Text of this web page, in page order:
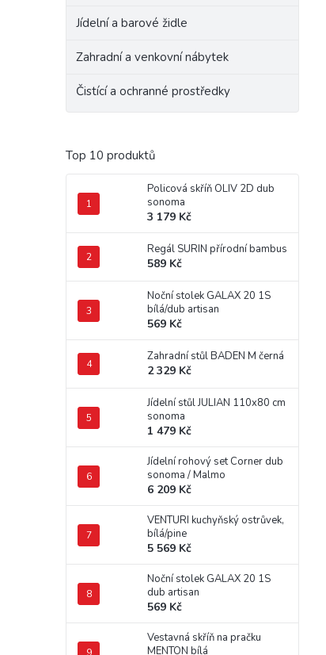
Jídelní a barové židle
Zahradní a venkovní nábytek
Čistící a ochranné prostředky
Top 10 produktů
Policová skříň OLIV 2D dub
sonoma
3 179 Kč
Regál SURIN přírodní bambus
589 Kč
Noční stolek GALAX 20 1S
bílá/dub artisan
569 Kč
Zahradní stůl BADEN M černá
2 329 Kč
Jídelní stůl JULIAN 110x80 cm
sonoma
1 479 Kč
Jídelní rohový set Corner dub
sonoma / Malmo
6 209 Kč
VENTURI kuchyňský ostrůvek,
bílá/pine
5 569 Kč
Noční stolek GALAX 20 1S
dub artisan
569 Kč
Vestavná skříň na pračku
MENTON bílá